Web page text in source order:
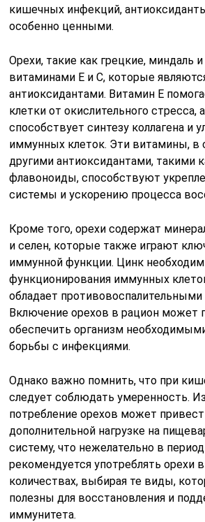
кишечных инфекций,
особенно ценными.
Орехи, такие как грецкие, миндаль
витаминами E и C, которые
антиоксидантами. Витамин E
клетки от окислительного стресса,
способствует синтезу коллагена и
иммунных клеток. Эти витамины, в
другими антиоксидантами, такими
флавоноиды, способствуют
системы и ускорению процесса
Кроме того, орехи содержат
и селен, которые также играют
иммунной функции. Цинк
функционирования иммунных
обладает
Включение орехов в рацион может
обеспечить организм
борьбы с инфекциями.
Однако важно помнить, что при
следует соблюдать умеренность.
потребление орехов может
дополнительной нагрузке на
систему, что нежелательно в
рекомендуется употреблять орехи
количествах, выбирая те виды,
полезны для восстановления и
иммунитета.